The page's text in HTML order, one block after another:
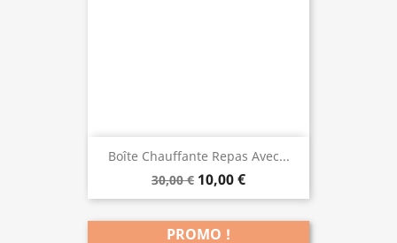
Boîte Chauffante Repas Avec...
30,00 € 10,00 €
PROMO !